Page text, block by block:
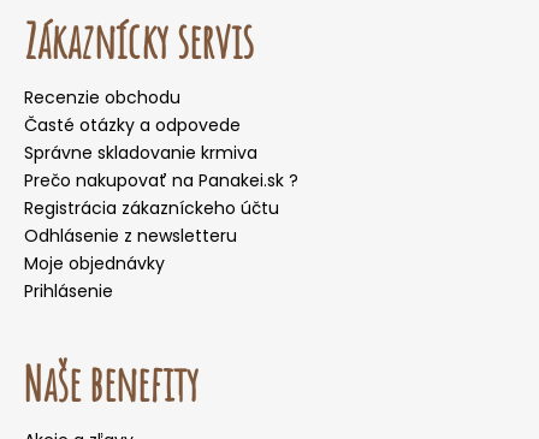
Zákaznícky servis
Recenzie obchodu
Časté otázky a odpovede
Správne skladovanie krmiva
Prečo nakupovať na Panakei.sk ?
Registrácia zákazníckeho účtu
Odhlásenie z newsletteru
Moje objednávky
Prihlásenie
Naše benefity